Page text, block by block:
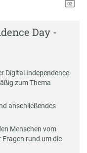
Day -
Digital Independence
zum Thema
anschließendes
Menschen vom
rund um die